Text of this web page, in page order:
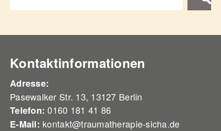
Kontaktinformationen
Adresse:
Pasewalker Str. 13, 13127 Berlin
Telefon: 0160 181 41 86
E-Mail: kontakt@traumatherapie-sicha.de